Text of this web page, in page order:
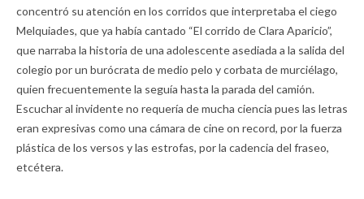
concentró su atención en los corridos que interpretaba el ciego
Melquiades, que ya había cantado “El corrido de Clara Aparicio”,
que narraba la historia de una adolescente asediada a la salida del
colegio por un burócrata de medio pelo y corbata de murciélago,
quien frecuentemente la seguía hasta la parada del camión.
Escuchar al invidente no requería de mucha ciencia pues las letras
eran expresivas como una cámara de cine on record, por la fuerza
plástica de los versos y las estrofas, por la cadencia del fraseo,
etcétera.